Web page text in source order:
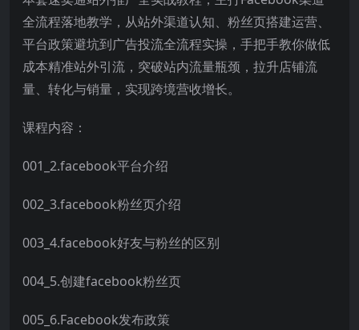
全流程落地教学，从站外渠道认知、粉丝页搭建运营、
平台政策避坑到广告投流全流程实操，手把手教你做低
成本精准站外引流，突破站内流量瓶颈，拉升店铺流
量、转化与销量，实现跨境营收增长。
课程内容：
001_2.facebook平台介绍
002_3.facebook粉丝页介绍
003_4.facebook好友与粉丝的区别
004_5.创建facebook粉丝页
005_6.Facebook发布政策